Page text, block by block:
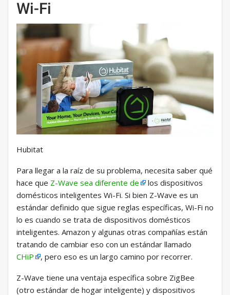
Wi-Fi
Hubitat
Para llegar a la raíz de su problema, necesita saber qué
hace que Z-Wave sea diferente de
los dispositivos
domésticos inteligentes Wi-Fi. Si bien Z-Wave es un
estándar definido que sigue reglas específicas, Wi-Fi no
lo es cuando se trata de dispositivos domésticos
inteligentes. Amazon y algunas otras compañías están
tratando de cambiar eso con un estándar llamado
CHiP
, pero eso es un largo camino por recorrer.
Z-Wave tiene una ventaja específica sobre ZigBee
(otro estándar de hogar inteligente) y dispositivos